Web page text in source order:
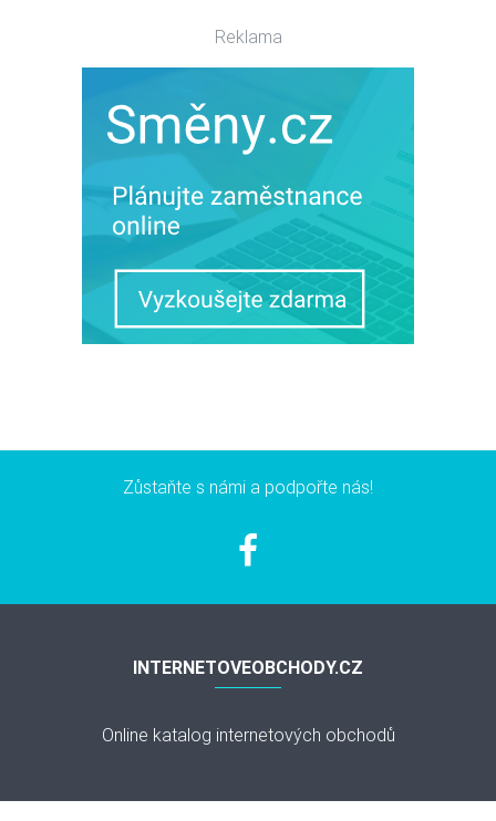
Reklama
Zůstaňte s námi a podpořte nás!
INTERNETOVEOBCHODY.CZ
Online katalog internetových obchodů